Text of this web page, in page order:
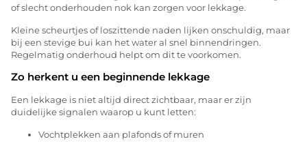
of slecht onderhouden nok kan zorgen voor lekkage.
Kleine scheurtjes of loszittende naden lijken onschuldig, maar
bij een stevige bui kan het water al snel binnendringen.
Regelmatig onderhoud helpt om dit te voorkomen.
Zo herkent u een beginnende lekkage
Een lekkage is niet altijd direct zichtbaar, maar er zijn
duidelijke signalen waarop u kunt letten:
Vochtplekken aan plafonds of muren